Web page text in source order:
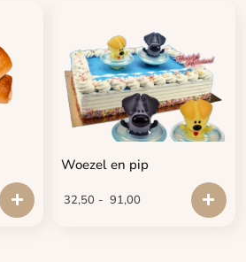
Woezel en pip
32,50 - 91,00